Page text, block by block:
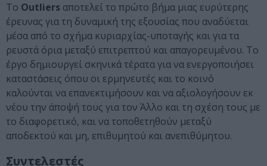
Το Outliers αποτελεί το πρώτο βήμα μιας ευρύτερης
έρευνας για τη δυναμική της εξουσίας που αναδύεται
μέσα από το σχήμα κυριαρχίας-υποταγής και για τα
ρευστά όρια μεταξύ επιτρεπτού και απαγορευμένου. Το
έργο δημιουργεί σκηνικά τέρατα για να ενεργοποιήσει
καταστάσεις όπου οι ερμηνευτές και το κοινό
καλούνται να επανεκτιμήσουν και να αξιολογήσουν εκ
νέου την άποψή τους για τον Άλλο και τη σχέση τους με
το διαφορετικό, και να τοποθετηθούν μεταξύ
αποδεκτού και μη, επιθυμητού και ανεπιθύμητου.
Συντελεστές